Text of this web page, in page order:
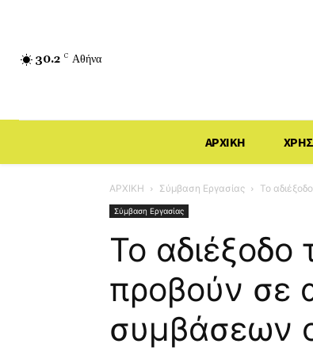
30.2 C Αθήνα
ΑΡΧΙΚΗ
ΑΡΧΙΚΗ Σύμβαση Εργασίας Το
Σύμβαση Εργασίας
Το αδιέξοδο
προβούν σε
συμβάσεων